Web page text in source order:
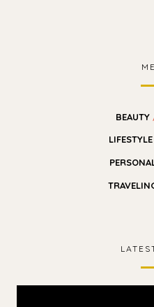
BEAUTY
LIFESTYLE